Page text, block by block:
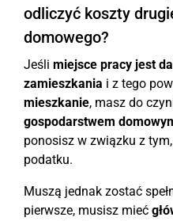
odliczyć koszty
domowego?
Jeśli miejsce pracy jest
zamieszkania i z tego
mieszkanie, masz do
gospodarstwem
ponosisz w związku z
podatku.
Muszą jednak zostać
pierwsze, musisz mieć